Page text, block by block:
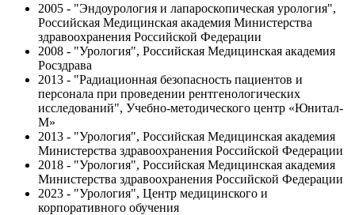
2005 - "Эндоурология и лапароскопическая урология",
Российская Медицинская академия Министерства
здравоохранения Российской Федерации
2008 - "Урология", Российская Медицинская академия
Росздрава
2013 - "Радиационная безопасность пациентов и
персонала при проведении рентгенологических
исследований", Учебно-методического центр «Юнитал-
М»
2013 - "Урология", Российская Медицинская академия
Министерства здравоохранения Российской Федерации
2018 - "Урология", Российская Медицинская академия
Министерства здравоохранения Российской Федерации
2023 - "Урология", Центр медицинского и
корпоративного обучения